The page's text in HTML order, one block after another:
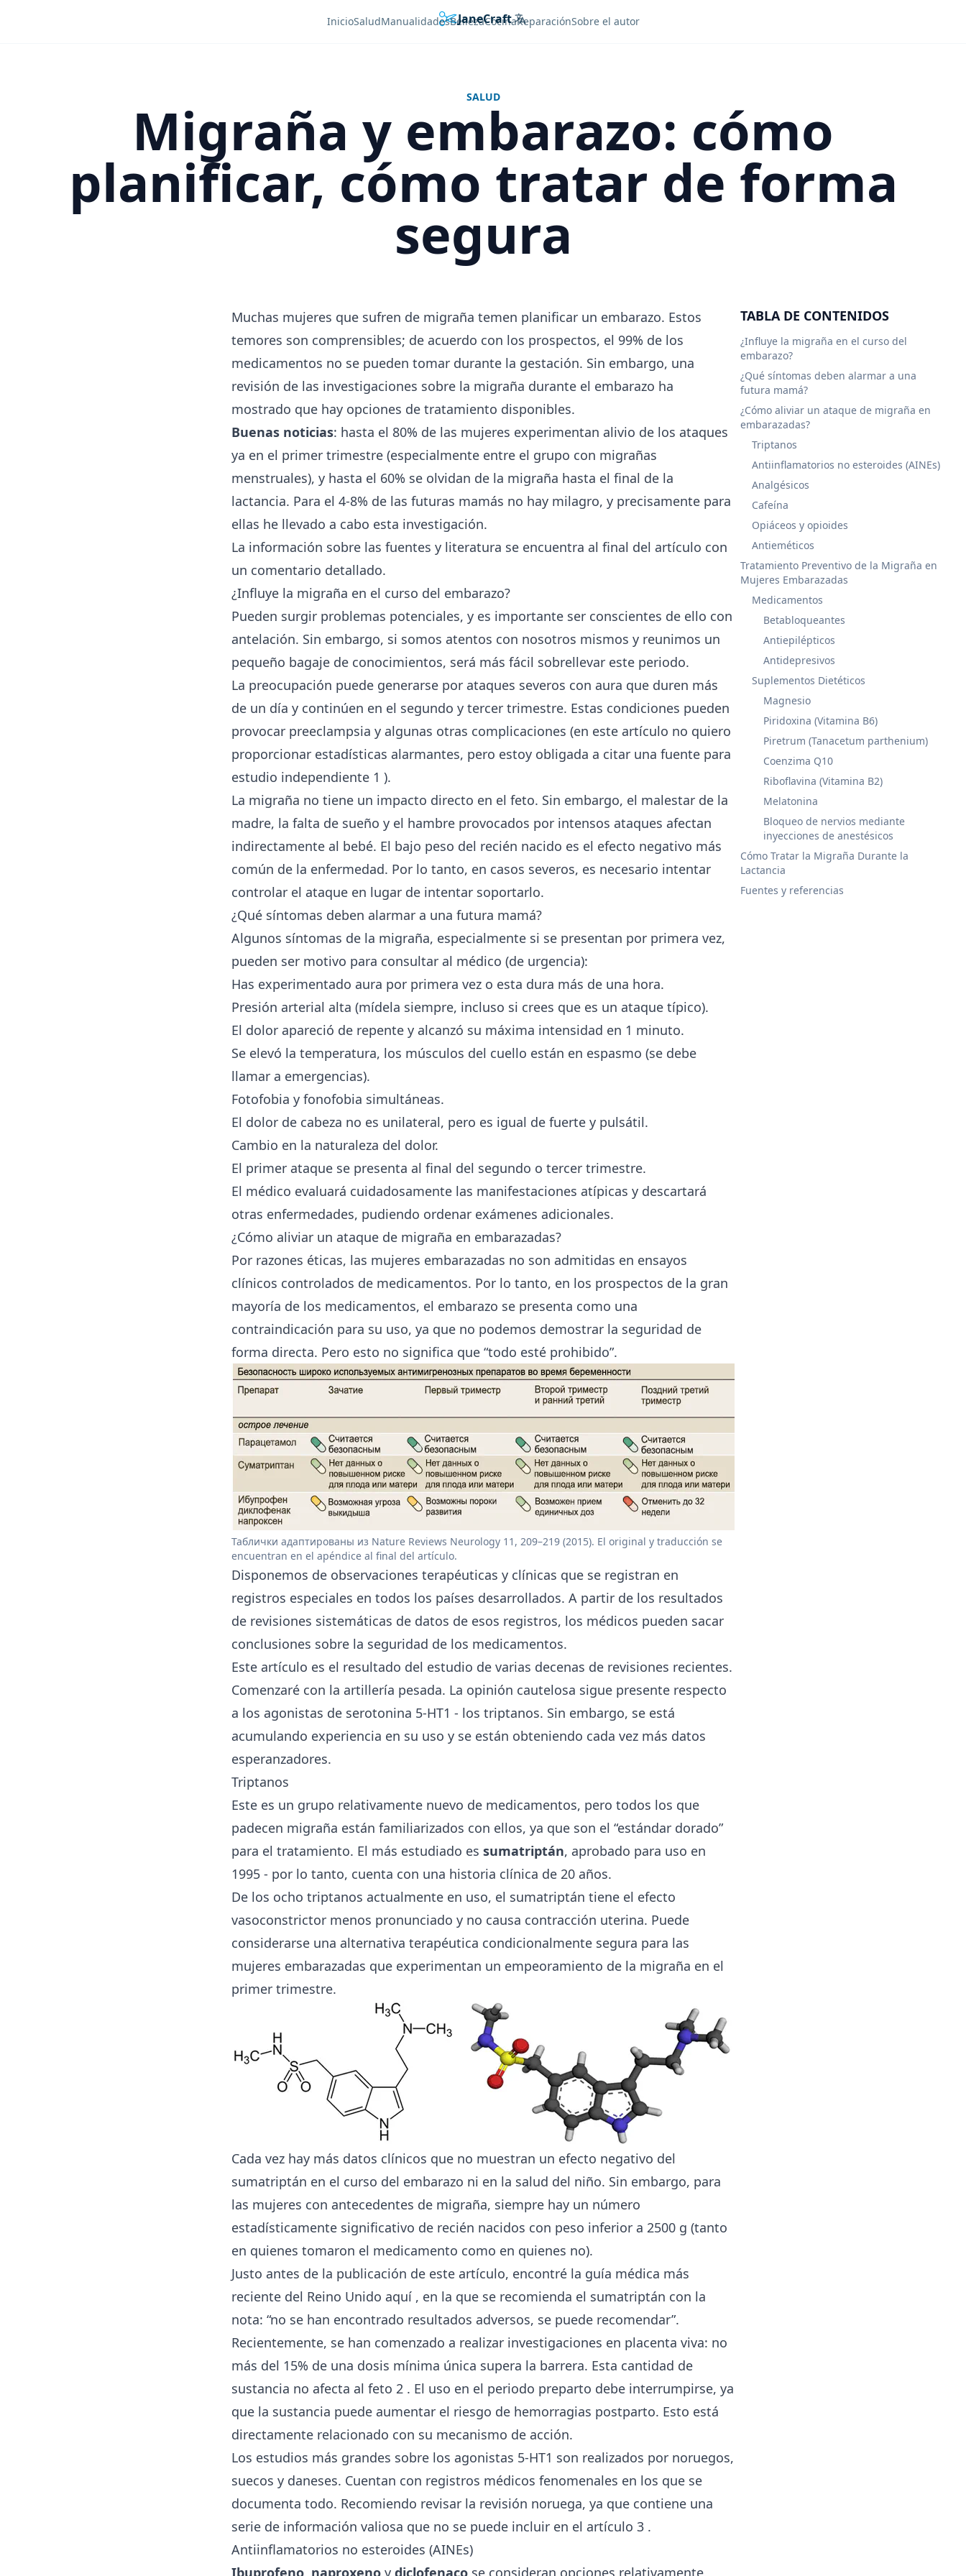
JaneCraft Languages
InicioSaludManualidadesBellezaCocinaReparaciónSobre el autor
SALUD
Migraña y embarazo: cómo
planificar, cómo tratar de forma
segura
Muchas mujeres que sufren de migraña temen planificar un embarazo. Estos
temores son comprensibles; de acuerdo con los prospectos, el 99% de los
medicamentos no se pueden tomar durante la gestación. Sin embargo, una
revisión de las investigaciones sobre la migraña durante el embarazo ha
mostrado que hay opciones de tratamiento disponibles.
Buenas noticias: hasta el 80% de las mujeres experimentan alivio de los ataques
ya en el primer trimestre (especialmente entre el grupo con migrañas
menstruales), y hasta el 60% se olvidan de la migraña hasta el final de la
lactancia. Para el 4-8% de las futuras mamás no hay milagro, y precisamente para
ellas he llevado a cabo esta investigación.
La información sobre las fuentes y literatura se encuentra al final del artículo con
un comentario detallado.
¿Influye la migraña en el curso del embarazo?
Pueden surgir problemas potenciales, y es importante ser conscientes de ello con
antelación. Sin embargo, si somos atentos con nosotros mismos y reunimos un
pequeño bagaje de conocimientos, será más fácil sobrellevar este periodo.
La preocupación puede generarse por ataques severos con aura que duren más
de un día y continúen en el segundo y tercer trimestre. Estas condiciones pueden
provocar preeclampsia y algunas otras complicaciones (en este artículo no quiero
proporcionar estadísticas alarmantes, pero estoy obligada a citar una fuente para
estudio independiente 1 ).
La migraña no tiene un impacto directo en el feto. Sin embargo, el malestar de la
madre, la falta de sueño y el hambre provocados por intensos ataques afectan
indirectamente al bebé. El bajo peso del recién nacido es el efecto negativo más
común de la enfermedad. Por lo tanto, en casos severos, es necesario intentar
controlar el ataque en lugar de intentar soportarlo.
¿Qué síntomas deben alarmar a una futura mamá?
Algunos síntomas de la migraña, especialmente si se presentan por primera vez,
pueden ser motivo para consultar al médico (de urgencia):
Has experimentado aura por primera vez o esta dura más de una hora.
Presión arterial alta (mídela siempre, incluso si crees que es un ataque típico).
El dolor apareció de repente y alcanzó su máxima intensidad en 1 minuto.
Se elevó la temperatura, los músculos del cuello están en espasmo (se debe
llamar a emergencias).
Fotofobia y fonofobia simultáneas.
El dolor de cabeza no es unilateral, pero es igual de fuerte y pulsátil.
Cambio en la naturaleza del dolor.
El primer ataque se presenta al final del segundo o tercer trimestre.
El médico evaluará cuidadosamente las manifestaciones atípicas y descartará
otras enfermedades, pudiendo ordenar exámenes adicionales.
¿Cómo aliviar un ataque de migraña en embarazadas?
Por razones éticas, las mujeres embarazadas no son admitidas en ensayos
clínicos controlados de medicamentos. Por lo tanto, en los prospectos de la gran
mayoría de los medicamentos, el embarazo se presenta como una
contraindicación para su uso, ya que no podemos demostrar la seguridad de
forma directa. Pero esto no significa que “todo esté prohibido”.
Таблички адаптированы из Nature Reviews Neurology 11, 209–219 (2015). El original y traducción se
encuentran en el apéndice al final del artículo.
Disponemos de observaciones terapéuticas y clínicas que se registran en
registros especiales en todos los países desarrollados. A partir de los resultados
de revisiones sistemáticas de datos de esos registros, los médicos pueden sacar
conclusiones sobre la seguridad de los medicamentos.
Este artículo es el resultado del estudio de varias decenas de revisiones recientes.
Comenzaré con la artillería pesada. La opinión cautelosa sigue presente respecto
a los agonistas de serotonina 5-HT1 - los triptanos. Sin embargo, se está
acumulando experiencia en su uso y se están obteniendo cada vez más datos
esperanzadores.
Triptanos
Este es un grupo relativamente nuevo de medicamentos, pero todos los que
padecen migraña están familiarizados con ellos, ya que son el “estándar dorado”
para el tratamiento. El más estudiado es sumatriptán, aprobado para uso en
1995 - por lo tanto, cuenta con una historia clínica de 20 años.
De los ocho triptanos actualmente en uso, el sumatriptán tiene el efecto
vasoconstrictor menos pronunciado y no causa contracción uterina. Puede
considerarse una alternativa terapéutica condicionalmente segura para las
mujeres embarazadas que experimentan un empeoramiento de la migraña en el
primer trimestre.
Cada vez hay más datos clínicos que no muestran un efecto negativo del
sumatriptán en el curso del embarazo ni en la salud del niño. Sin embargo, para
las mujeres con antecedentes de migraña, siempre hay un número
estadísticamente significativo de recién nacidos con peso inferior a 2500 g (tanto
en quienes tomaron el medicamento como en quienes no).
Justo antes de la publicación de este artículo, encontré la guía médica más
reciente del Reino Unido aquí , en la que se recomienda el sumatriptán con la
nota: “no se han encontrado resultados adversos, se puede recomendar”.
Recientemente, se han comenzado a realizar investigaciones en placenta viva: no
más del 15% de una dosis mínima única supera la barrera. Esta cantidad de
sustancia no afecta al feto 2 . El uso en el periodo preparto debe interrumpirse, ya
que la sustancia puede aumentar el riesgo de hemorragias postparto. Esto está
directamente relacionado con su mecanismo de acción.
Los estudios más grandes sobre los agonistas 5-HT1 son realizados por noruegos,
suecos y daneses. Cuentan con registros médicos fenomenales en los que se
documenta todo. Recomiendo revisar la revisión noruega, ya que contiene una
serie de información valiosa que no se puede incluir en el artículo 3 .
Antiinflamatorios no esteroides (AINEs)
Ibuprofeno naproxeno y diclofenaco se consideran opciones relativamente
TABLA DE CONTENIDOS
¿Influye la migraña en el curso del
embarazo?
¿Qué síntomas deben alarmar a una
futura mamá?
¿Cómo aliviar un ataque de migraña en
embarazadas?
Triptanos
Antiinflamatorios no esteroides (AINEs)
Analgésicos
Cafeína
Opiáceos y opioides
Antieméticos
Tratamiento Preventivo de la Migraña en
Mujeres Embarazadas
Medicamentos
Betabloqueantes
Antiepilépticos
Antidepresivos
Suplementos Dietéticos
Magnesio
Piridoxina (Vitamina B6)
Piretrum (Tanacetum parthenium)
Coenzima Q10
Riboflavina (Vitamina B2)
Melatonina
Bloqueo de nervios mediante
inyecciones de anestésicos
Cómo Tratar la Migraña Durante la
Lactancia
Fuentes y referencias